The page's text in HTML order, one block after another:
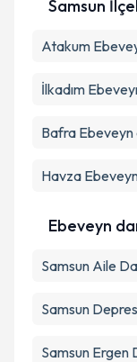
Metni'ni
Samsun
Atakum
İlkadım
Bafra Ebeveyn
Havza Ebeveyn
Ebeveyn
Samsun Aile
Samsun
Samsun Ergen